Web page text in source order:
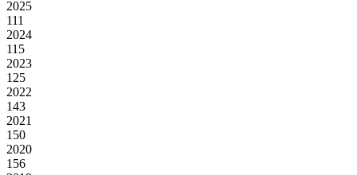
2025
111
2024
115
2023
125
2022
143
2021
150
2020
156